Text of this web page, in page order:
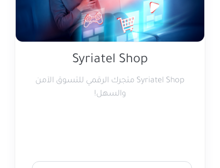
Syriatel Shop
Syriatel Shop متجرك الرقمي للتسوق الآمن
والسهل!